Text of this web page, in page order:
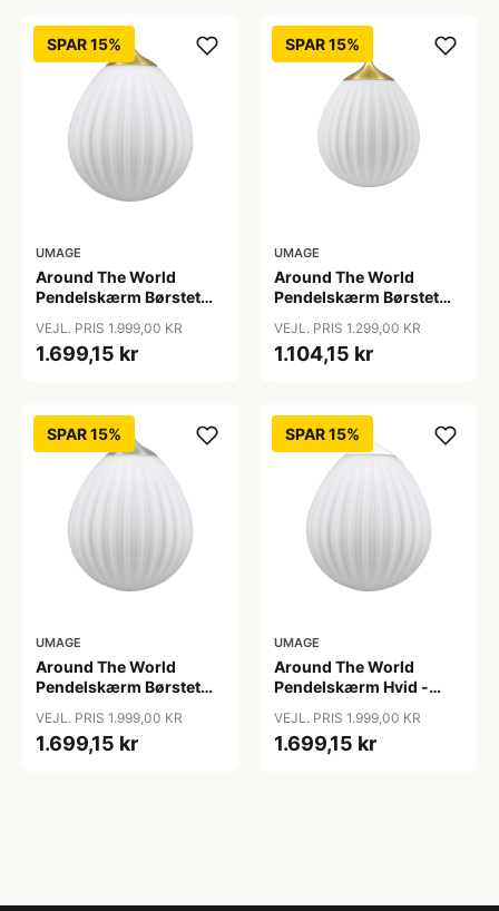
SPAR 15%
UMAGE
Around The World
Pendelskærm Børstet
VEJL. PRIS 1.999,00 KR
1.699,15 kr
SPAR 15%
UMAGE
Around The World
Pendelskærm Børstet
VEJL. PRIS 1.299,00 KR
1.104,15 kr
SPAR 15%
UMAGE
Around The World
Pendelskærm Børstet
VEJL. PRIS 1.999,00 KR
1.699,15 kr
SPAR 15%
UMAGE
Around The World
Pendelskærm Hvid -
VEJL. PRIS 1.999,00 KR
1.699,15 kr